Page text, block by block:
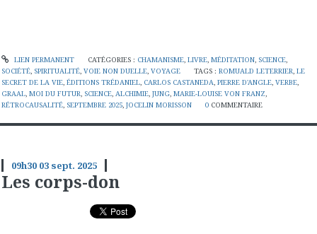
LIEN PERMANENT CATÉGORIES : CHAMANISME, LIVRE, MÉDITATION, SCIENCE,
SOCIÉTÉ, SPIRITUALITÉ, VOIE NON DUELLE, VOYAGE TAGS :ROMUALD LETERRIER,LE
SECRET DE LA VIE, ÉDITIONS TRÉDANIEL, CARLOS CASTANEDA, PIERRE D'ANGLE, VERBE,
GRAAL, MOI DU FUTUR, SCIENCE, ALCHIMIE, JUNG, MARIE-LOUISE VON FRANZ,
RÉTROCAUSALITÉ, SEPTEMBRE 2025, JOCELIN MORISSON 0 COMMENTAIRE
09h30 03 sept. 2025
Les corps-don